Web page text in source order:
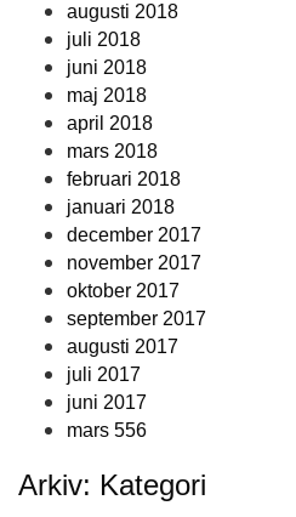
augusti 2018
juli 2018
juni 2018
maj 2018
april 2018
mars 2018
februari 2018
januari 2018
december 2017
november 2017
oktober 2017
september 2017
augusti 2017
juli 2017
juni 2017
mars 556
Arkiv: Kategori